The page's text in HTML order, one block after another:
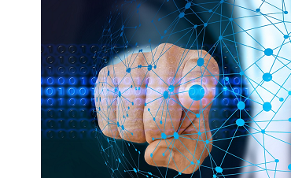
Beirat
Freundeskreis
Arbeitskreis "Junge
Sicherheitspolitiker"